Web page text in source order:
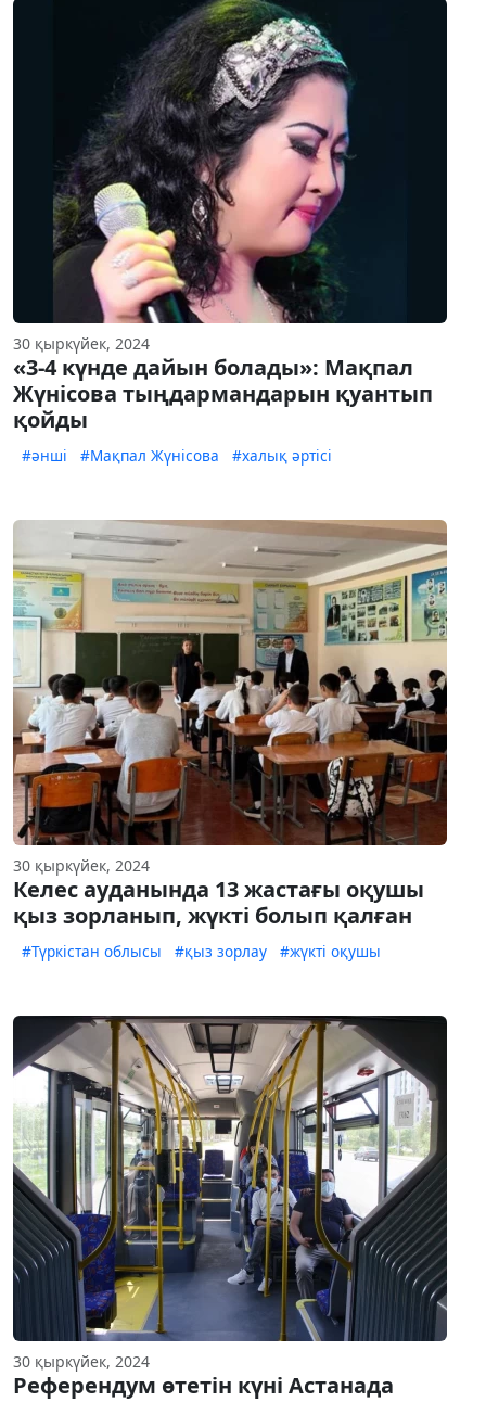
30 қыркүйек, 2024
«3-4 күнде дайын болады»: Мақпал
Жүнісова тыңдармандарын қуантып
қойды
#әнші #Мақпал Жүнісова #халық әртісі
30 қыркүйек, 2024
Келес ауданында 13 жастағы оқушы
қыз зорланып, жүкті болып қалған
#Түркістан облысы #қыз зорлау #жүкті оқушы
30 қыркүйек, 2024
Референдум өтетін күні Астанада